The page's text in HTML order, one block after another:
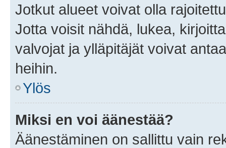
Jotkut alueet voivat olla
Jotta voisit nähdä, lukea,
valvojat ja ylläpitäjät voivat
heihin.
Ylös
Miksi en voi äänestää?
Äänestäminen on sallittu vain